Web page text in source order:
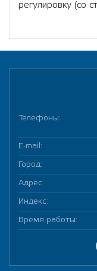
регулировку (со
Телефоны:
E-mail:
Город:
Адрес:
Индекс:
Время работы: